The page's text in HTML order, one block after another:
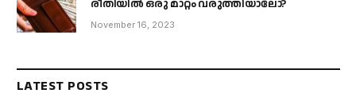
രീതിയിൽ ഒരു മാറ്റം വരുത്തിയാലോ?
November 16, 2023
LATEST POSTS